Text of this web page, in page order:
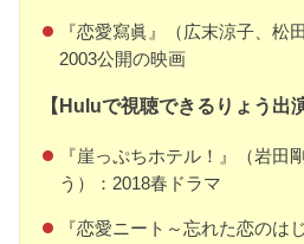
『恋愛寫眞』（広末涼子、松
2003公開の映画
【Huluで視聴できるりょう出
『崖っぷちホテル！』（岩田
う）：2018春ドラマ
『恋愛ニート～忘れた恋のは